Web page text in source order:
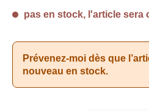
pas en stock, l'article sera
Prévenez-moi dès que
nouveau en stock.